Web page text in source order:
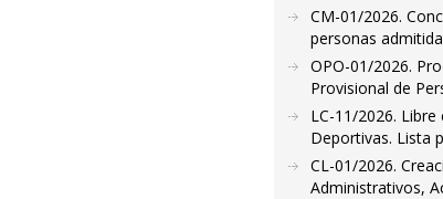
CM-01/2026.
personas
OPO-01/2026.
Provisional de
LC-11/2026.
Deportivas. Lista
CL-01/2026.
Administrativos,